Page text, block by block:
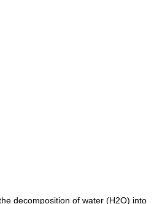
decomposition of water (H2O) into